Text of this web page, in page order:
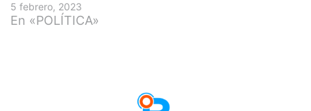
5 febrero, 2023
En «POLÍTICA»